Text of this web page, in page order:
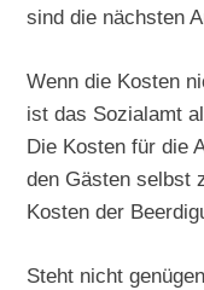
sind die nächsten
Wenn die Kosten
ist das Sozialamt
Die Kosten für die
den Gästen selbst
Kosten der
Steht nicht